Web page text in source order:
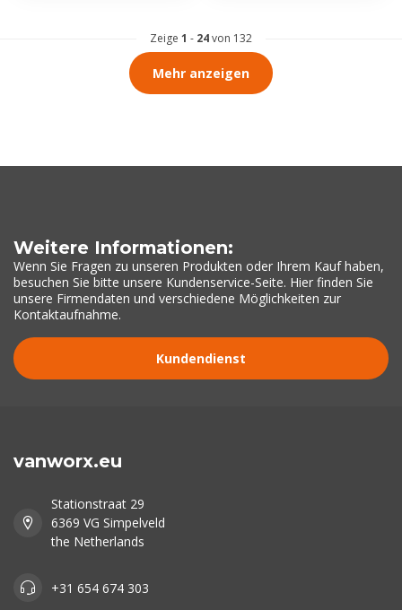
Zeige 1 - 24von 132
Mehr anzeigen
Weitere Informationen:
Wenn Sie Fragen zu unseren Produkten oder Ihrem Kauf haben,
besuchen Sie bitte unsere Kundenservice-Seite. Hier finden Sie
unsere Firmendaten und verschiedene Möglichkeiten zur
Kontaktaufnahme.
Kundendienst
vanworx.eu
Stationstraat 29
6369 VG Simpelveld
the Netherlands
+31 654 674 303